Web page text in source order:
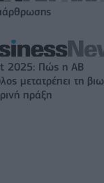
2025: Πώς η ΑΒ
μετατρέπει τη
πράξη